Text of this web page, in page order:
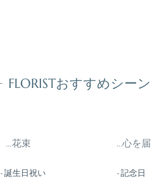
FLORISTおすすめシー
…花束
- 誕生日祝い
…心を
- 記念日